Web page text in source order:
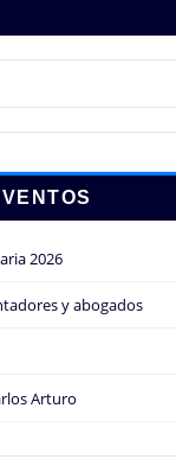
2026
y abogados
Arturo